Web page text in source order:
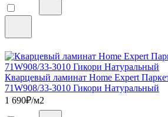
Кварцевый ламинат Home Expert
71W908/33-3010 Гикори Натуральный
1 690₽/м2